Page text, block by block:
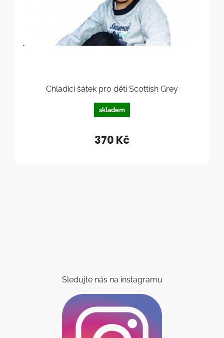
Sledujte nás na instagramu
Chladící šátek pro děti Scottish Grey
skladem
370 Kč